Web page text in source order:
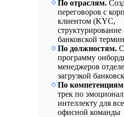
По отраслям.
переговоров с
клиентом (KYC,
структурирование
банковской
По должностям.
программу
менеджеров
загрузкой
По
трек по
интеллекту для
офисной команды